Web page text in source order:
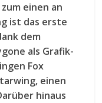
einen an
ist das erste
dem
als Grafik-
Fox
einen
hinaus